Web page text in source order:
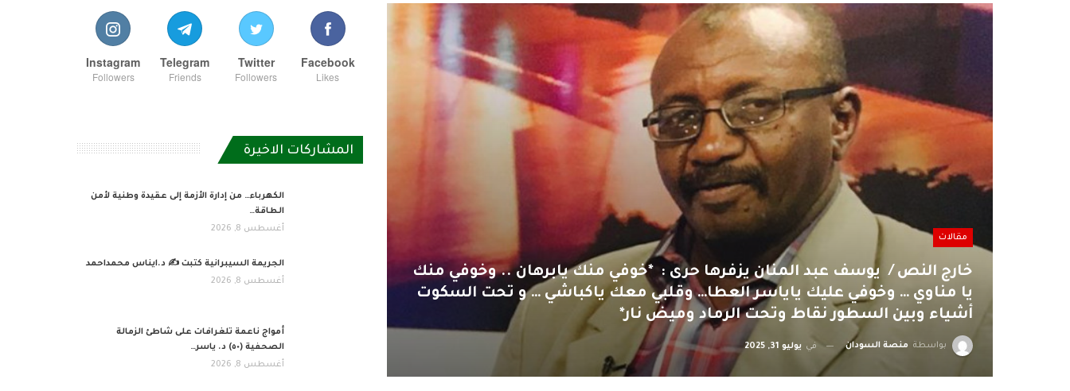
مقالات
خارج النص / يوسف عبد المنان يزفرها حرى : *خوفي منك يابرهان .. وخوفي منك
يا مناوي … وخوفي عليك ياياسر العطا… وقلبي معك ياكباشي … و تحت السكوت
أشياء وبين السطور نقاط وتحت الرماد وميض نار*
بواسطة منصة السودان في يوليو 31, 2025
Facebook
Likes
Twitter
Followers
Telegram
Friends
Instagram
Followers
المشاركات الاخيرة
الكهرباء… من إدارة الأزمة إلى عقيدة وطنية لأمن
الطاقة…
أغسطس 8, 2026
الجريمة السيبرانية كتبت ✍ د.ايناس محمداحمد
أغسطس 8, 2026
أمواج ناعمة تلغرافات على شاطئ الزمالة
الصحفية (٥٠) د. ياسر…
أغسطس 8, 2026